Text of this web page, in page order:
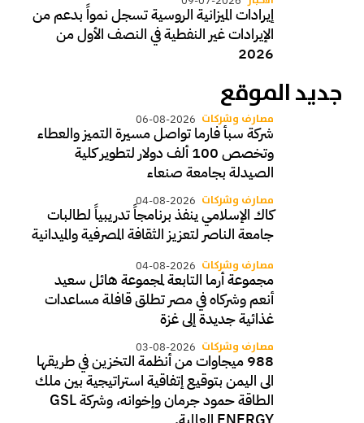
إيرادات الميزانية الروسية تسجل نمواً بدعم من
الإيرادات غير النفطية في النصف الأول من
2026
جديد الموقع
مصارف وشركات 06-08-2026
شركة سبأ فارما تواصل مسيرة التميز والعطاء
وتخصص 100 ألف دولار لتطوير كلية
الصيدلة بجامعة صنعاء
مصارف وشركات 04-08-2026
كاك الإسلامي ينفذ برنامجاً تدريبياً لطالبات
جامعة الناصر لتعزيز الثقافة المصرفية والميدانية
مصارف وشركات 04-08-2026
مجموعة أرما التابعة لمجموعة هائل سعيد
أنعم وشركاه في مصر تطلق قافلة مساعدات
غذائية جديدة إلى غزة
مصارف وشركات 03-08-2026
988 ميجاوات من أنظمة التخزين في طريقها
الى اليمن بتوقيع إتفاقية استراتيجية بين ملك
الطاقة حمود جرمان وإخوانه، وشركة GSL